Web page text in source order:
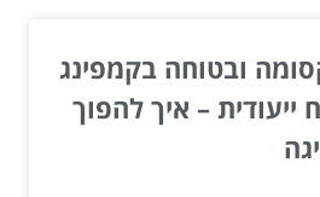
ובטוחה בקמפינג
– איך להפוך